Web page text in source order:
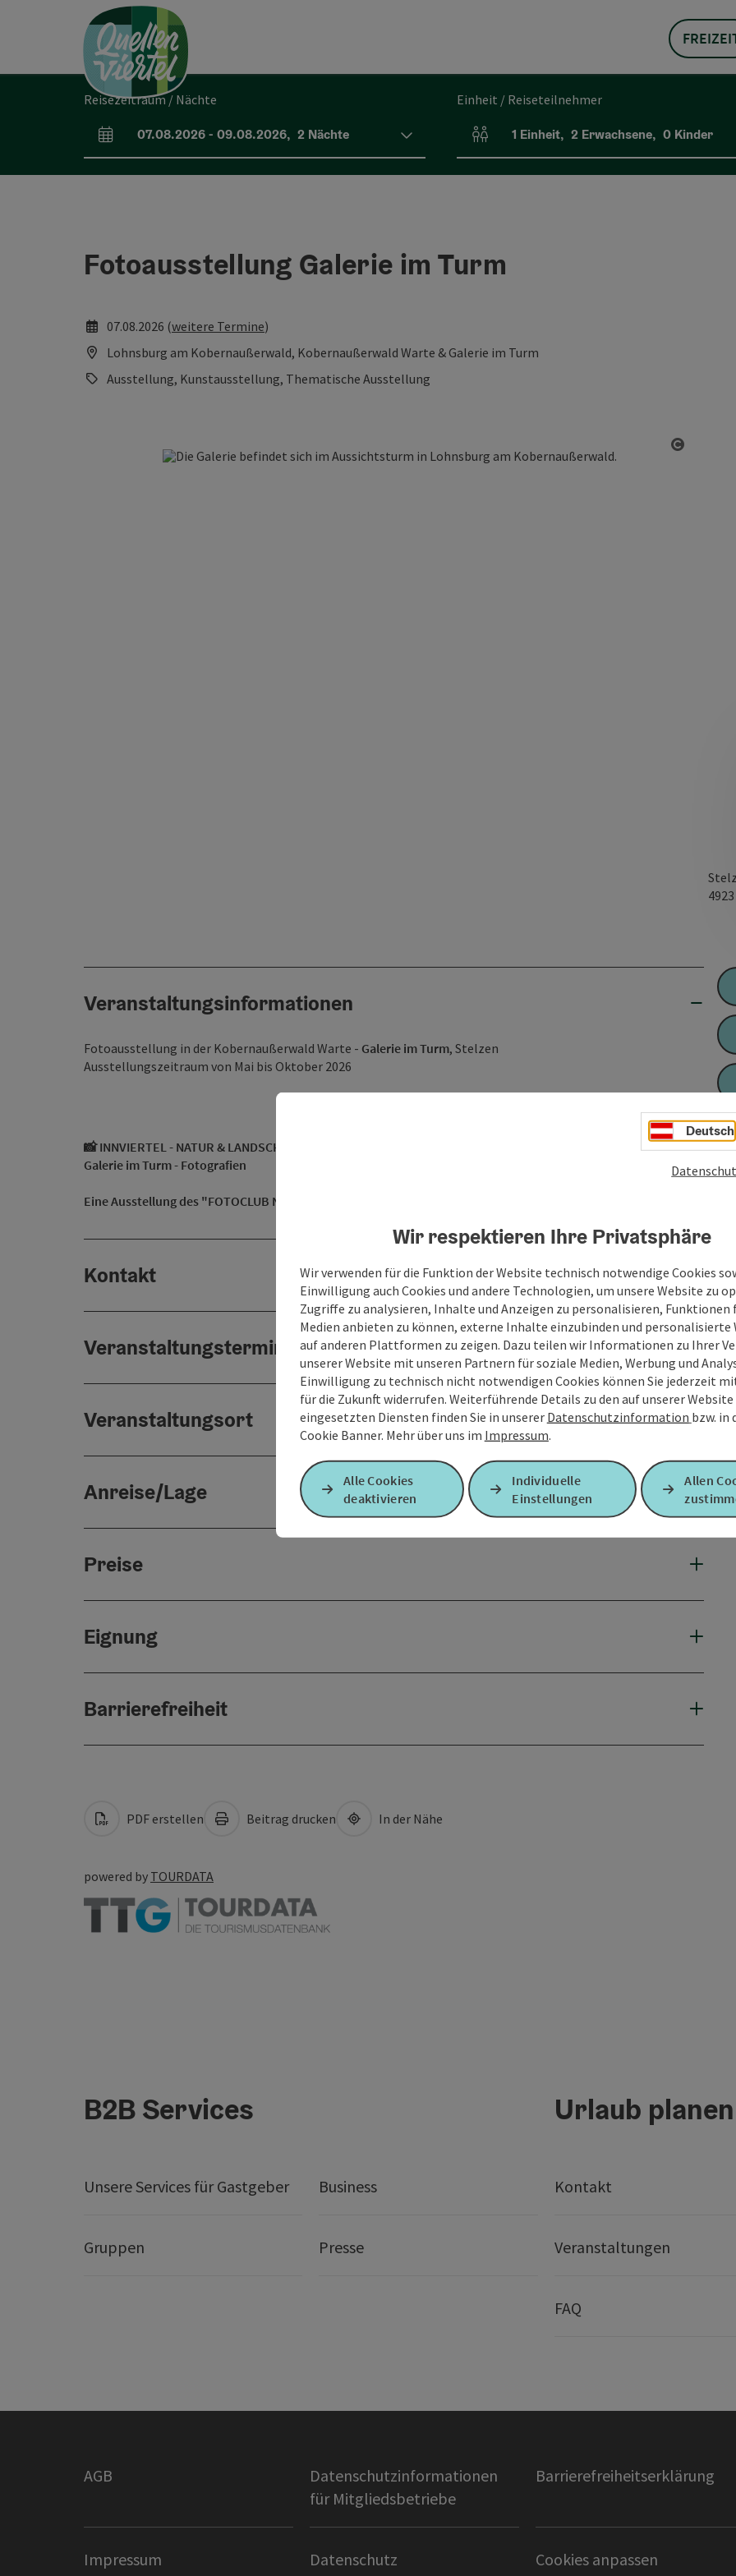
Zum InhaltAccesskey
[0]
Zur NavigationAccesskey
Zum Seitenanfang Accesskey
Reisezeitraum / Nächte
An- und Abreisefelder
07.08.2026- 09.08.2026, 2 Nächte
Einheit / Reiseteilnehmer
Einheitenanzahl und Personenfelder
1 Einheit, 2 Erwachsene, 0 Kinder
Fotoausstellung Galerie im Turm
07.08.2026 (weitere Termine)
Lohnsburg am Kobernaußerwald, Kobernaußerwald Warte & Galerie im Turm
Ausstellung, Kunstausstellung, Thematische Ausstellung
4923
Veranstaltungsinformationen
Fotoausstellung in der Kobernaußerwald Warte - Galerie im Turm, Stelzen
Ausstellungszeitraum von Mai bis Oktober 2026
📸 INNVIERTEL - NATUR & LANDSCHAFT 📸
Galerie im Turm - Fotografien
Eine Ausstellung des "FOTOCLUB NEUHOFEN i.I."
Kontakt
Veranstaltungstermin/e
Veranstaltungsort
Anreise/Lage
Preise
Eignung
Barrierefreiheit
PDF erstellen Beitrag drucken In der Nähe
powered by TOURDATA
B2B Services
Unsere Services für Gastgeber Business
Gruppen Presse
Urlaub
Kontakt
Veranstaltungen
FAQ
AGB
Datenschutzinformationen
für Mitgliedsbetriebe
Barrierefreiheitserklärung
Impressum Datenschutz Cookies anpassen
Deutsch
Wir respektieren Ihre Privatsphäre
Wir verwenden für die Funktion der Website technisch notwendige Cookies
Einwilligung auch Cookies und andere Technologien, um unsere Website zu
Zugriffe zu analysieren, Inhalte und Anzeigen zu personalisieren, Funktionen
Medien anbieten zu können, externe Inhalte einzubinden und personalisierte
auf anderen Plattformen zu zeigen. Dazu teilen wir Informationen zu Ihrer
unserer Website mit unseren Partnern für soziale Medien, Werbung und
Einwilligung zu technisch nicht notwendigen Cookies können Sie jederzeit
für die Zukunft widerrufen. Weiterführende Details zu den auf unserer Website
eingesetzten Diensten finden Sie in unserer Datenschutzinformation bzw. in
Cookie Banner. Mehr über uns im Impressum.
Alle Cookies
deaktivieren
Individuelle
Einstellungen
Allen